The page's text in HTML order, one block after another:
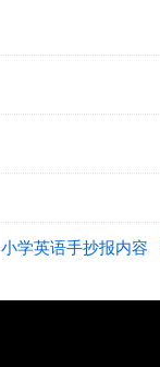
小学英语手抄报内容